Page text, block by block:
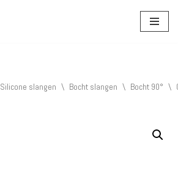
Silicone slangen \ Bocht slangen \ Bocht 90° \